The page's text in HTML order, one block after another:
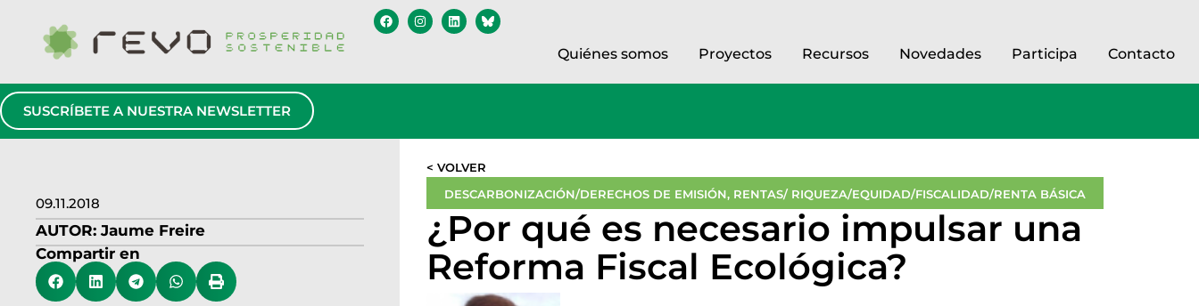
Quiénes somos Proyectos Recursos Novedades Participa Contacto
SUSCRÍBETE A NUESTRA NEWSLETTER
09.11.2018
AUTOR: Jaume Freire
Compartir en
< VOLVER
DESCARBONIZACIÓN/DERECHOS DE EMISIÓN, RENTAS/ RIQUEZA/EQUIDAD/FISCALIDAD/RENTA BÁSICA
¿Por qué es necesario impulsar una
Reforma Fiscal Ecológica?